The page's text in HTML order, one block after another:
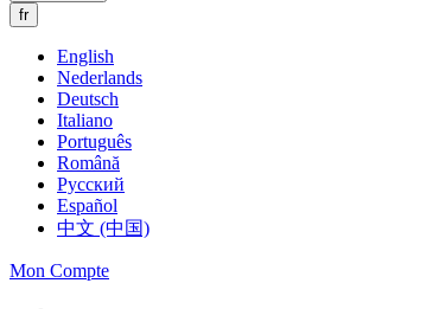
fr
English
Nederlands
Deutsch
Italiano
Português
Română
Русский
Español
中文 (中国)
Mon Compte